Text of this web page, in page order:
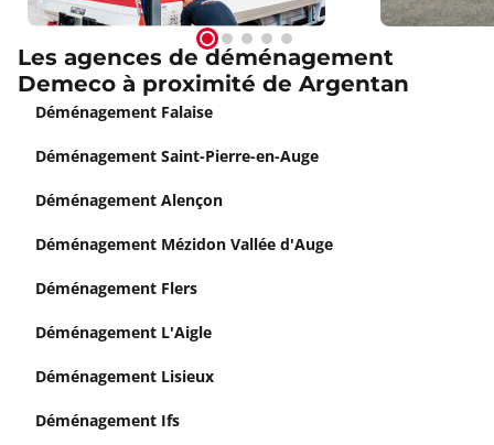
Les agences de déménagement
Demeco à proximité de Argentan
Déménagement Falaise
Déménagement Saint-Pierre-en-Auge
Déménagement Alençon
Déménagement Mézidon Vallée d'Auge
Déménagement Flers
Déménagement L'Aigle
Déménagement Lisieux
Déménagement Ifs